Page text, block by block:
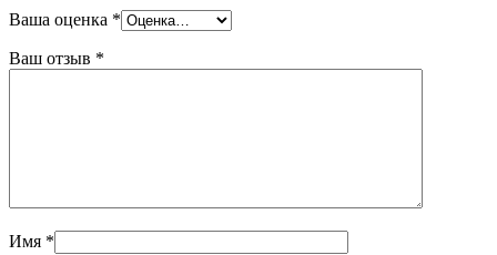
Ваша оценка *
Ваш отзыв *
Имя *